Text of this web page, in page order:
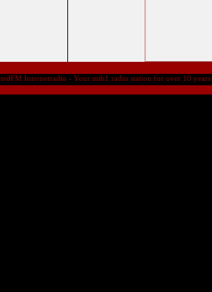
Internetradio - Your mth1 radio station for over 10